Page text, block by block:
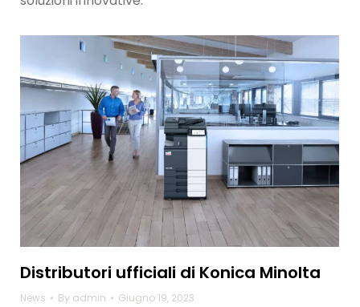
Distributori ufficiali di Konica Minolta
News By admin Giugno 19, 2023